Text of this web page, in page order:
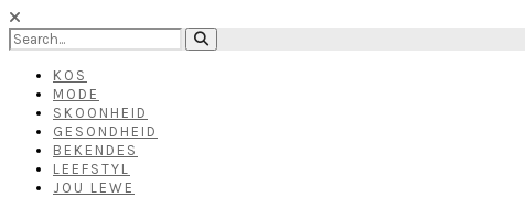
KOS
MODE
SKOONHEID
GESONDHEID
BEKENDES
LEEFSTYL
JOU LEWE